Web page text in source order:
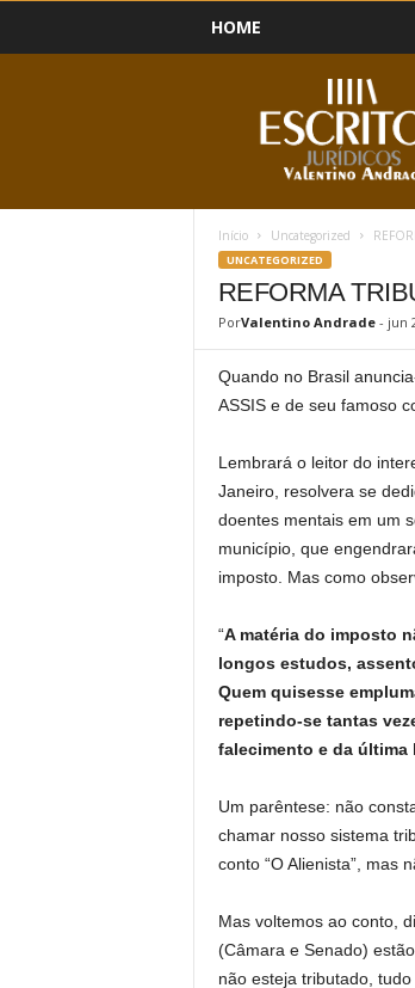
HOME
Início Uncategorized
UNCATEGORIZED
REFORMA
PorValentino Andrade- jun
Quando no Brasil
ASSIS e de seu famoso
Lembrará o leitor do
Janeiro, resolvera se
doentes mentais em um
município, que
imposto. Mas como
“A matéria do imposto
longos estudos,
Quem quisesse
repetindo-se tantas
falecimento e da última
Um parêntese: não
chamar nosso sistema
conto “O Alienista”, mas
Mas voltemos ao conto,
(Câmara e Senado)
não esteja tributado,